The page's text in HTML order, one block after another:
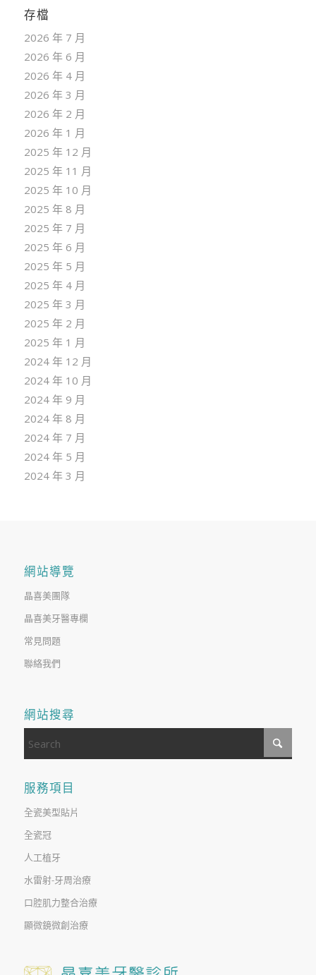
存檔
2026 年 7 月
2026 年 6 月
2026 年 4 月
2026 年 3 月
2026 年 2 月
2026 年 1 月
2025 年 12 月
2025 年 11 月
2025 年 10 月
2025 年 8 月
2025 年 7 月
2025 年 6 月
2025 年 5 月
2025 年 4 月
2025 年 3 月
2025 年 2 月
2025 年 1 月
2024 年 12 月
2024 年 10 月
2024 年 9 月
2024 年 8 月
2024 年 7 月
2024 年 5 月
2024 年 3 月
網站導覽
晶喜美團隊
晶喜美牙醫專欄
常見問題
聯絡我們
網站搜尋
服務項目
全瓷美型貼片
全瓷冠
人工植牙
水雷射-牙周治療
口腔肌力整合治療
顯微鏡微創治療